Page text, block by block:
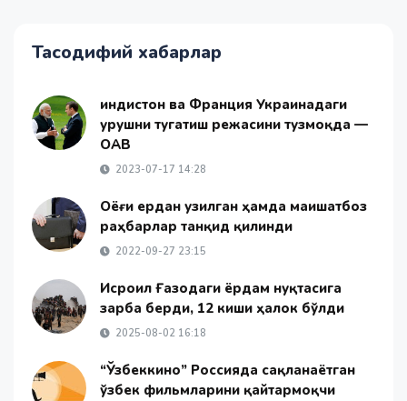
Тасодифий хабарлар
Ҳиндистон ва Франция Украинадаги
урушни тугатиш режасини тузмоқда —
ОАВ
2023-07-17 14:28
Оёғи ердан узилган ҳамда маишатбоз
раҳбарлар танқид қилинди
2022-09-27 23:15
Исроил Ғазодаги ёрдам нуқтасига
зарба берди, 12 киши ҳалок бўлди
2025-08-02 16:18
“Ўзбеккино” Россияда сақланаётган
ўзбек фильмларини қайтармоқчи